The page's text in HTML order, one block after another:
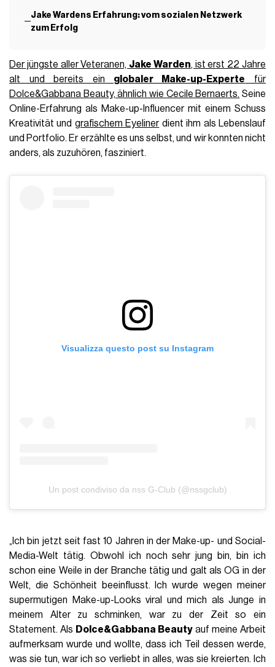
Jake Wardens Erfahrung: vom sozialen Netzwerk
zum Erfolg
Der jüngste aller Veteranen, Jake Warden, ist erst 22 Jahre
alt und bereits ein globaler Make-up-Experte für
Dolce&Gabbana Beauty, ähnlich wie Cecile Bernaerts. Seine
Online-Erfahrung als Make-up-Influencer mit einem Schuss
Kreativität und grafischem Eyelinerdient ihm als Lebenslauf
und Portfolio. Er erzählte es uns selbst, und wir konnten nicht
anders, als zuzuhören, fasziniert.
Visualizza questo post su Instagram
Un post condiviso da nss G-Club (@nssgclub)
„Ich bin jetzt seit fast 10 Jahren in der Make-up- und Social-
Media-Welt tätig. Obwohl ich noch sehr jung bin, bin ich
schon eine Weile in der Branche tätig und galt als OG in der
Welt, die Schönheit beeinflusst. Ich wurde wegen meiner
supermutigen Make-up-Looks viral und mich als Junge in
meinem Alter zu schminken, war zu der Zeit so ein
Statement. Als Dolce&Gabbana Beauty auf meine Arbeit
aufmerksam wurde und wollte, dass ich Teil dessen werde,
was sie tun, war ich so verliebt in alles, was sie kreierten. Ich